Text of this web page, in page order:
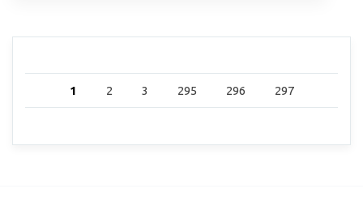
1 2 3 295 296 297